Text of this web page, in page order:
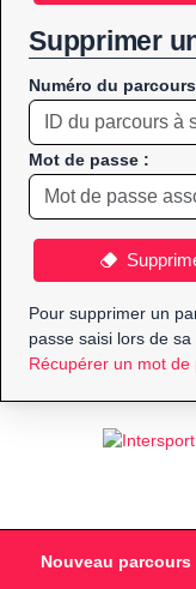
Supprimer
Numéro du
Mot de passe :
Pour supprimer un
passe saisi lors de sa
Récupérer un mot de
Nouveau parcours